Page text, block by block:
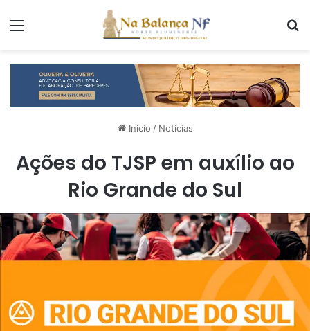
Início / Notícias
Ações do TJSP em auxílio ao
Rio Grande do Sul